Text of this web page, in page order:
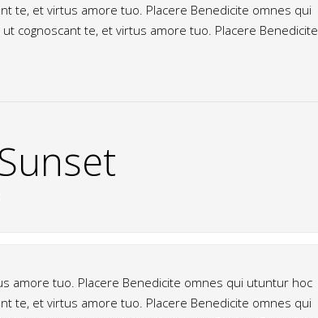
te, et virtus amore tuo. Placere Benedicite omnes qui
cognoscant te, et virtus amore tuo. Placere Benedicite
amore tuo. Placere Benedicite omnes qui utuntur hoc
te, et virtus amore tuo. Placere Benedicite omnes qui